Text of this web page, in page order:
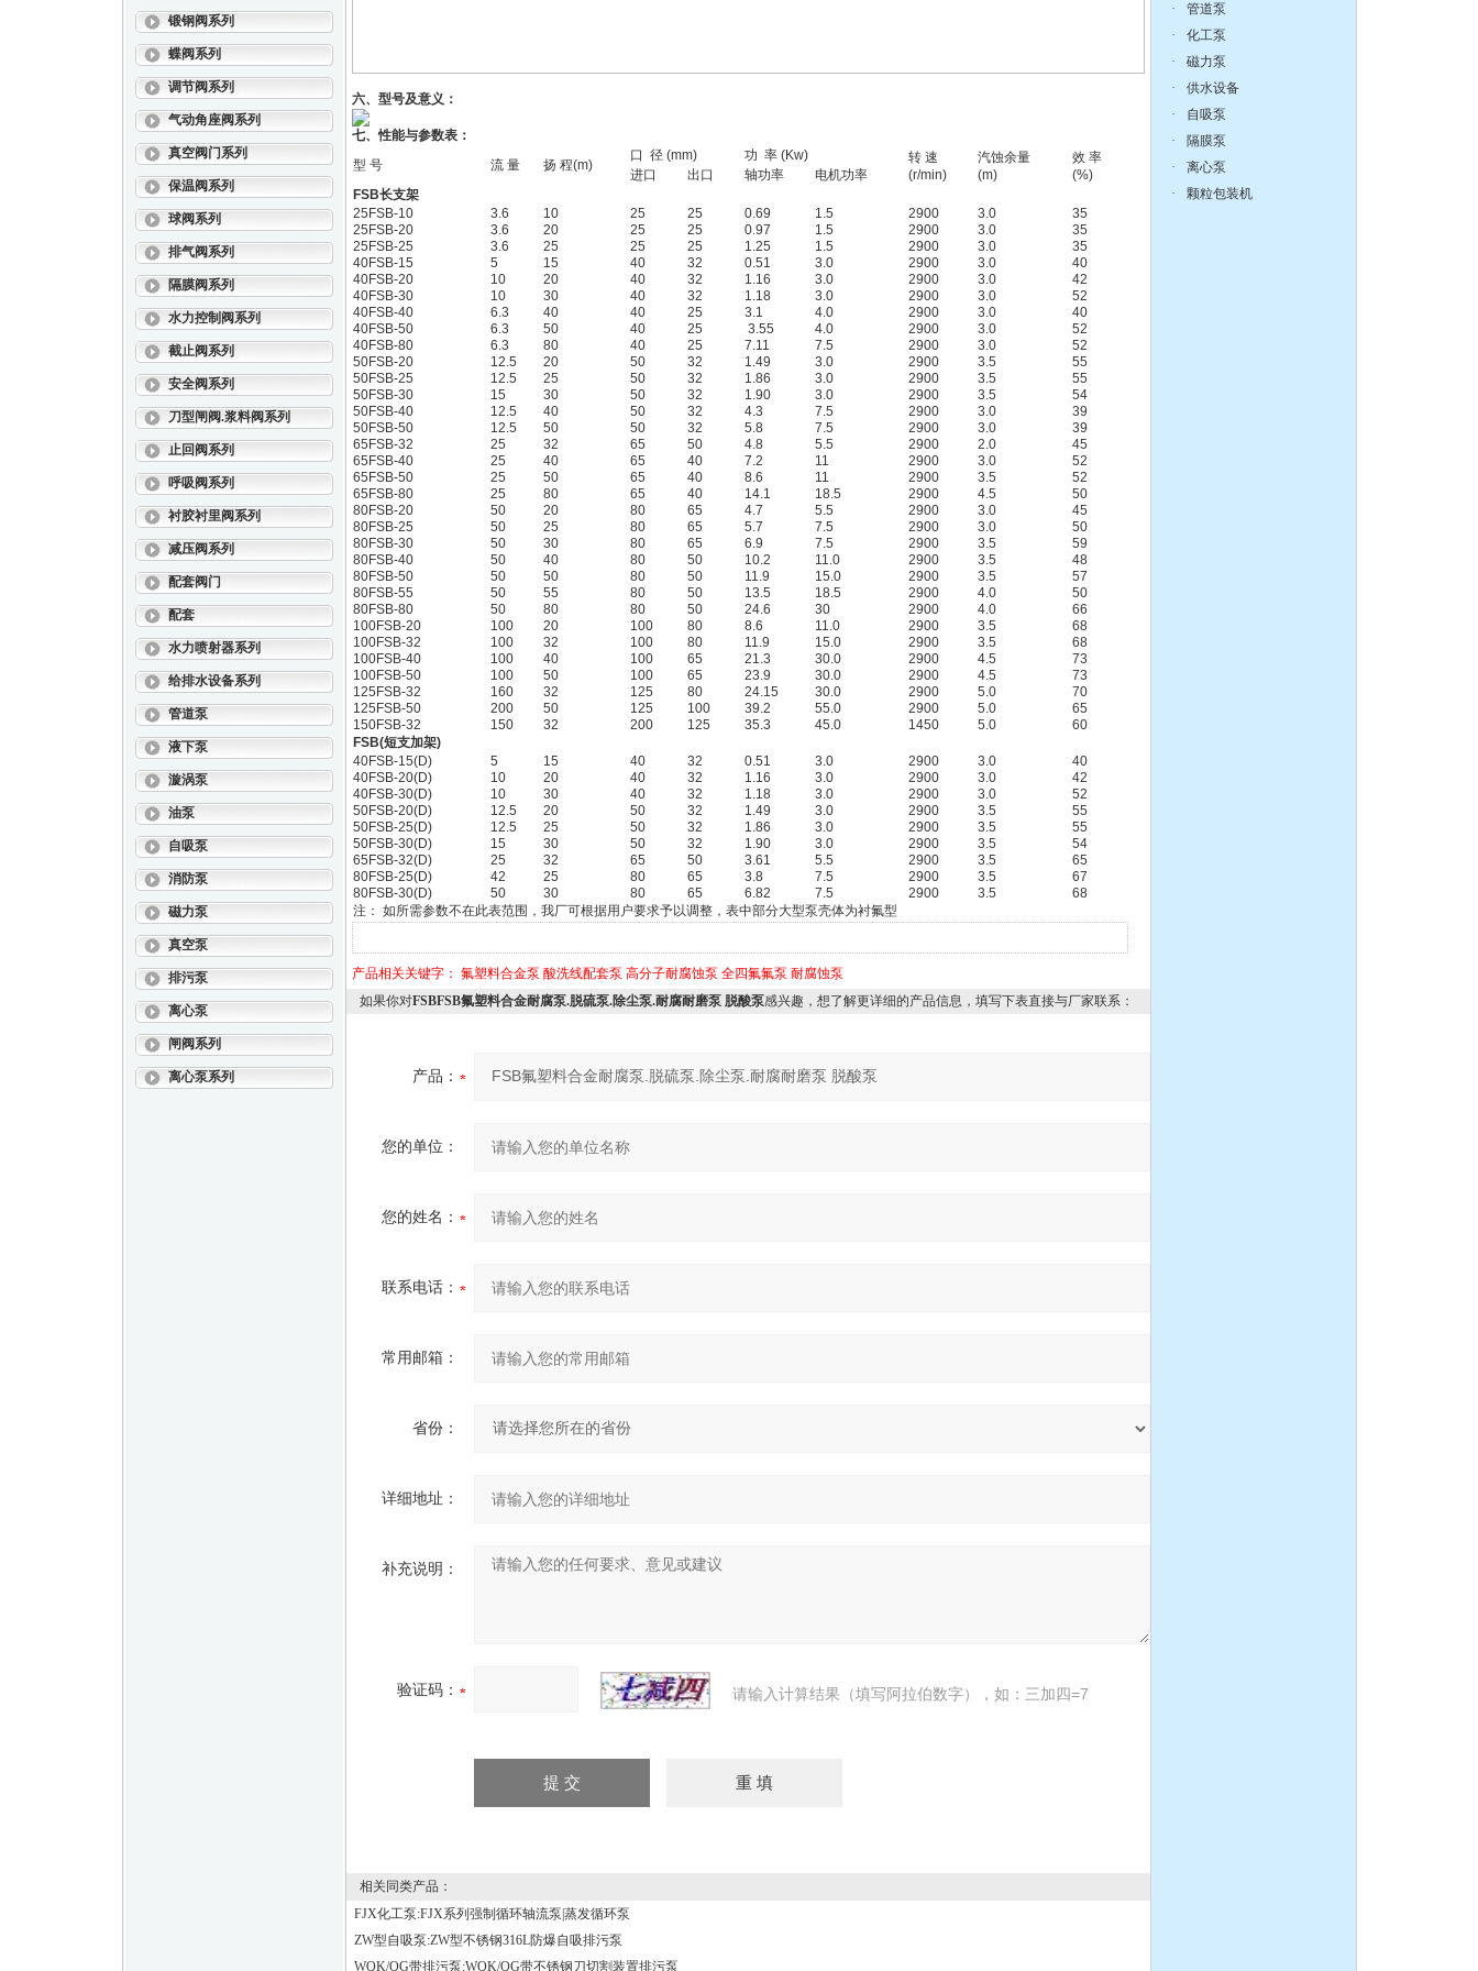
锻钢阀系列
蝶阀系列
调节阀系列
气动角座阀系列
真空阀门系列
保温阀系列
球阀系列
排气阀系列
隔膜阀系列
水力控制阀系列
截止阀系列
安全阀系列
刀型闸阀.浆料阀系列
止回阀系列
呼吸阀系列
衬胶衬里阀系列
减压阀系列
配套阀门
配套
水力喷射器系列
给排水设备系列
管道泵
液下泵
漩涡泵
油泵
自吸泵
消防泵
磁力泵
真空泵
排污泵
离心泵
闸阀系列
离心泵系列
六、型号及意义：
七、性能与参数表：
型 号
流 量 扬 程(m)
口 径 (mm) 功 率 (Kw)
转 速
(r/min)
汽蚀余量
(m)
效 率
(%)
进口 出口 轴功率
电机功率
FSB长支架
25FSB-10
3.6 10 25 25 0.69 1.5 2900 3.0
35
25FSB-20
3.6 20 25 25 0.97 1.5 2900 3.0
35
25FSB-25
3.6 25 25 25 1.25 1.5 2900 3.0
35
40FSB-15
5 15 40 32 0.51 3.0 2900 3.0
40
40FSB-20
10 20 40 32 1.16 3.0 2900 3.0
42
40FSB-30
10 30 40 32 1.18 3.0 2900 3.0
52
40FSB-40
6.3 40 40 25 3.1 4.0 2900 3.0
40
40FSB-50
6.3 50 40 25 3.55 4.0 2900 3.0
52
40FSB-80
6.3 80 40 25 7.11 7.5 2900 3.0
52
50FSB-20
12.5 20 50 32 1.49 3.0 2900 3.5
55
50FSB-25
12.5 25 50 32 1.86 3.0 2900 3.5
55
50FSB-30
15 30 50 32 1.90 3.0 2900 3.5
54
50FSB-40
12.5 40 50 32 4.3 7.5 2900 3.0
39
50FSB-50
12.5 50 50 32 5.8 7.5 2900 3.0
39
65FSB-32
25 32 65 50 4.8 5.5 2900 2.0
45
65FSB-40
25 40 65 40 7.2 11 2900 3.0
52
65FSB-50
25 50 65 40 8.6 11 2900 3.5
52
65FSB-80
25 80 65 40 14.1 18.5 2900 4.5
50
80FSB-20
50 20 80 65 4.7 5.5 2900 3.0
45
80FSB-25
50 25 80 65 5.7 7.5 2900 3.0
50
80FSB-30
50 30 80 65 6.9 7.5 2900 3.5
59
80FSB-40
50 40 80 50 10.2 11.0 2900 3.5
48
80FSB-50
50 50 80 50 11.9 15.0 2900 3.5
57
80FSB-55
50 55 80 50 13.5 18.5 2900 4.0
50
80FSB-80
50 80 80 50 24.6 30 2900 4.0
66
100FSB-20
100 20 100 80 8.6 11.0 2900 3.5
68
100FSB-32
100 32 100 80 11.9 15.0 2900 3.5
68
100FSB-40
100 40 100 65 21.3 30.0 2900 4.5
73
100FSB-50
100 50 100 65 23.9 30.0 2900 4.5
73
125FSB-32
160 32 125 80 24.15 30.0 2900 5.0
70
125FSB-50
200 50 125 100 39.2 55.0 2900 5.0
65
150FSB-32
150 32 200 125 35.3 45.0 1450 5.0
60
FSB(短支加架)
40FSB-15(D)
5 15 40 32 0.51 3.0 2900 3.0
40
40FSB-20(D)
10 20 40 32 1.16 3.0 2900 3.0
42
40FSB-30(D)
10 30 40 32 1.18 3.0 2900 3.0
52
50FSB-20(D)
12.5 20 50 32 1.49 3.0 2900 3.5
55
50FSB-25(D)
12.5 25 50 32 1.86 3.0 2900 3.5
55
50FSB-30(D)
15 30 50 32 1.90 3.0 2900 3.5
54
65FSB-32(D)
25 32 65 50 3.61 5.5 2900 3.5
65
80FSB-25(D)
42 25 80 65 3.8 7.5 2900 3.5
67
80FSB-30(D)
50 30 80 65 6.82 7.5 2900 3.5
68
注： 如所需参数不在此表范围，我厂可根据用户要求予以调整，表中部分大型泵壳体为衬氟型
产品相关关键字： 氟塑料合金泵 酸洗线配套泵 高分子耐腐蚀泵 全四氟氟泵 耐腐蚀泵
如果你对FSBFSB氟塑料合金耐腐泵.脱硫泵.除尘泵.耐腐耐磨泵 脱酸泵感兴趣，想了解更详细的产品信息，填写下表直接与厂家联系：
产品：
您的单位：
您的姓名：
联系电话：
常用邮箱：
省份：
详细地址：
补充说明：
验证码： 请输入计算结果（填写阿拉伯数字），如：三加四=7
相关同类产品：
FJX化工泵:FJX系列强制循环轴流泵|蒸发循环泵
ZW型自吸泵:ZW型不锈钢316L防爆自吸排污泵
WQK/QG带排污泵:WQK/QG带不锈钢刀切割装置排污泵
离心泵:ISG系列单级单吸
立式管道离心泵
·
管道泵
·
化工泵
·
磁力泵
·
供水设备
·
自吸泵
·
隔膜泵
·
离心泵
·
颗粒包装机